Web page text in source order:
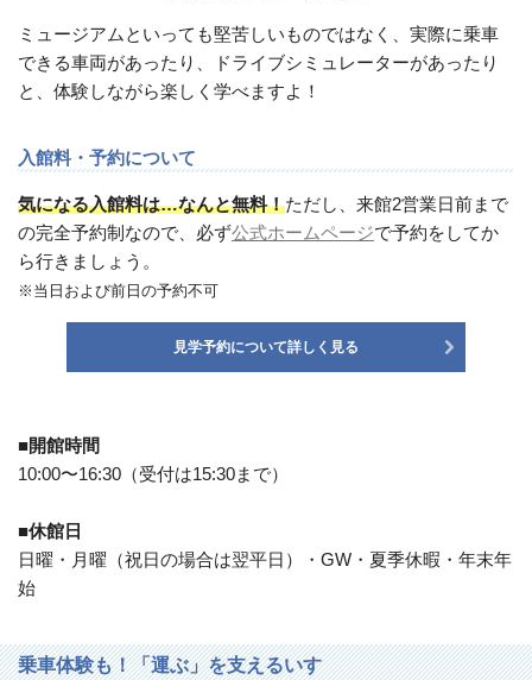
ミュージアムといっても堅苦しいものではなく、実際に乗車
できる車両があったり、ドライブシミュレーターがあったり
と、体験しながら楽しく学べますよ！
入館料・予約について
気になる入館料は…なんと無料！ただし、来館2営業日前まで
の完全予約制なので、必ず公式ホームページで予約をしてか
ら行きましょう。
※当日および前日の予約不可
見学予約について詳しく見る
■開館時間
10:00〜16:30（受付は15:30まで）
■休館日
日曜・月曜（祝日の場合は翌平日）・GW・夏季休暇・年末年
始
乗車体験も！「運ぶ」を支えるいすゞ